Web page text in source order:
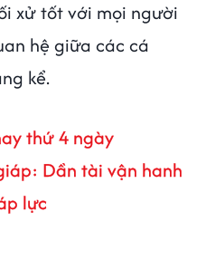
xử tốt với mọi người
hệ giữa các cá
kể.
thứ 4 ngày
Dần tài vận hanh
lực